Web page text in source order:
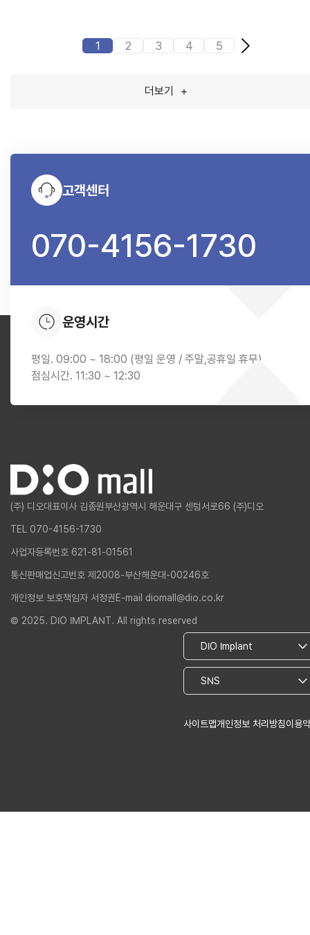
1 2 3 4 5
더보기 +
고객센터
070-4156-1730
운영시간
평일. 09:00 ~ 18:00 (평일 운영 / 주말,공휴일 휴무)
점심시간. 11:30 ~ 12:30
(주) 디오대표이사 김종원부산광역시 해운대구 센텀서로66 (주)디오
TEL 070-4156-1730
사업자등록번호 621-81-01561
통신판매업신고번호 제2008-부산해운대-00246호
개인정보 보호책임자 서정권 E-mail diomall@dio.co.kr
© 2025. DIO IMPLANT. All rights reserved
사이트맵개인정보 처리방침이용